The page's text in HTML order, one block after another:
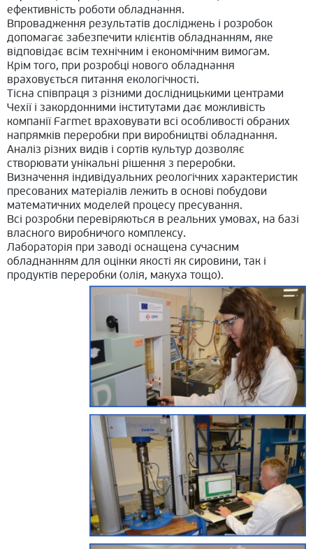
ефективність роботи обладнання.
Впровадження результатів досліджень і розробок
допомагає забезпечити клієнтів обладнанням, яке
відповідає всім технічним і економічним вимогам.
Крім того, при розробці нового обладнання
враховується питання екологічності.
Тісна співпраця з різними дослідницькими центрами
Чехії і закордонними інститутами дає можливість
компанії Farmet враховувати всі особливості обраних
напрямків переробки при виробництві обладнання.
Аналіз різних видів і сортів культур дозволяє
створювати унікальні рішення з переробки.
Визначення індивідуальних реологічних характеристик
пресованих матеріалів лежить в основі побудови
математичних моделей процесу пресування.
Всі розробки перевіряються в реальних умовах, на базі
власного виробничого комплексу.
Лабораторія при заводі оснащена сучасним
обладнанням для оцінки якості як сировини, так і
продуктів переробки (олія, макуха тощо).